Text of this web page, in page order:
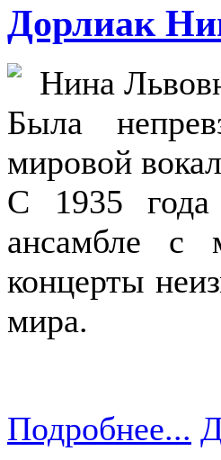
Дорлиак
Нина
Была
мировой
С 1935 года
ансамбле с
концерты
мира.
Подробнее...